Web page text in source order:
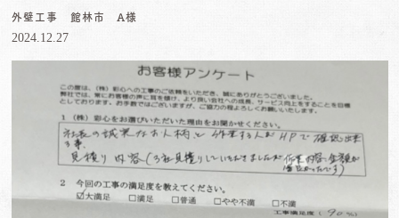
外壁工事 館林市 A様
2024.12.27